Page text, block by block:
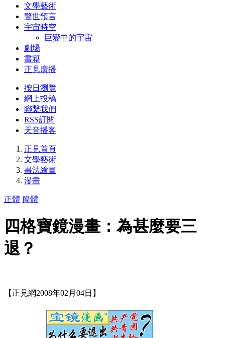
文學藝術
警世預言
宇宙時空
巨變中的宇宙
劇場
書籍
正見廣播
按日瀏覽
網上投稿
聯繫我們
RSS訂閱
天音播客
正見首頁
文學藝術
書法繪畫
漫畫
正體 簡體
四格寶鏡漫畫：為甚麼要三
退？
【正見網2008年02月04日】